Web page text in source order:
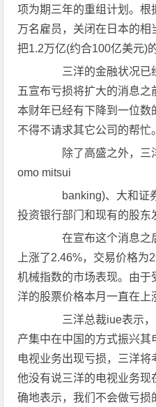
项为期三年的重组计划。
万名雇员，关闭在日本的相
把1.2万亿(约合100亿美元)
三洋的金融状况已
五宣布亏损将扩大的消息
本财年已经有下降到一位
不得不请求其它公司的帮忙。
除了高盛之外，三
omo mitsui
banking)、大和证券
投资银行部门和现有的股东
在宣布这个消息之
上涨了2.46%，交易价格
机械指数的市场表现。由于
洋的股票价格本月一直在上
三洋总裁iue表示，
产集中在中国的方式振兴
电视业务出现亏损，三洋将
他没有说三洋的电视业务现
确地表示，我们不会做亏损